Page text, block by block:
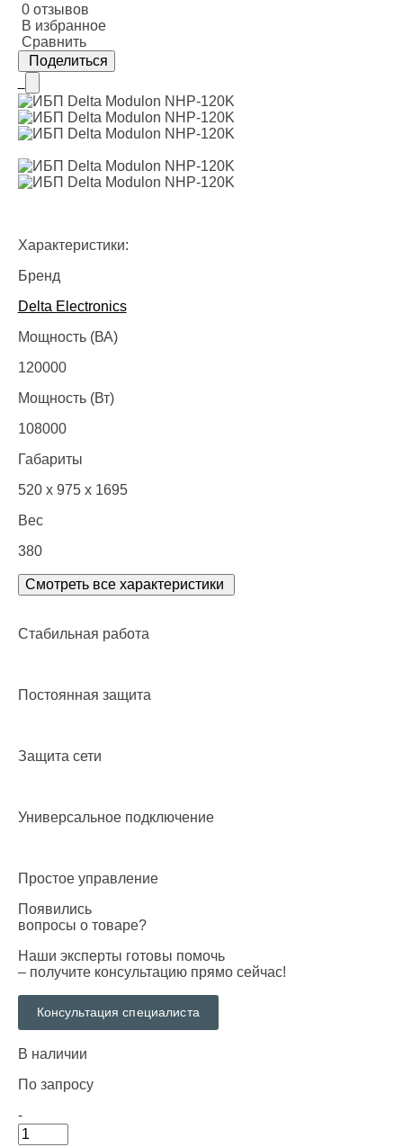
0 отзывов
В избранное
Сравнить
Поделиться
Характеристики:
Бренд
Delta Electronics
Мощность (ВА)
120000
Мощность (Вт)
108000
Габариты
520 x 975 x 1695
Вес
380
Смотреть все характеристики
Стабильная работа
Постоянная защита
Защита сети
Универсальное подключение
Простое управление
Появились
вопросы о товаре?
Наши эксперты готовы помочь
– получите консультацию прямо сейчас!
Консультация специалиста
В наличии
По запросу
-